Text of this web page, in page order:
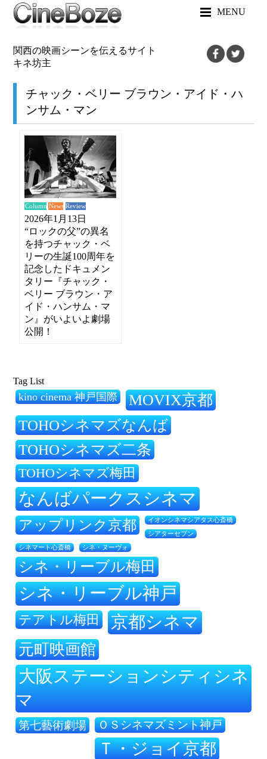
MENU
関西の映画シーンを伝えるサイト
キネ坊主
チャック・ベリー ブラウン・アイド・ハ
ンサム・マン
Column News Review
2026年1月13日
“ロックの父”の異名
を持つチャック・ベ
リーの生誕100周年を
記念したドキュメン
タリー『チャック・
ベリー ブラウン・ア
イド・ハンサム・マ
ン』がいよいよ劇場
公開！
Tag List
kino cinema 神戸国際 MOVIX京都
TOHOシネマズなんば
TOHOシネマズ二条
TOHOシネマズ梅田
なんばパークスシネマ
アップリンク京都 イオンシネマシアタス心斎橋
シアターセブン
シネマート心斎橋 シネ・ヌーヴォ
シネ・リーブル梅田
シネ・リーブル神戸
テアトル梅田 京都シネマ
元町映画館
大阪ステーションシティシネ
マ
第七藝術劇場 ＯＳシネマズミント神戸
Ｔ・ジョイ京都